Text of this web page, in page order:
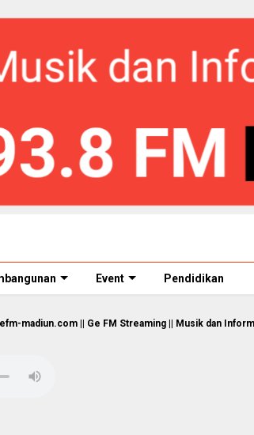
Event Pendidikan
|| Ge FM Streaming || Musik dan Informasi Madiun Raya